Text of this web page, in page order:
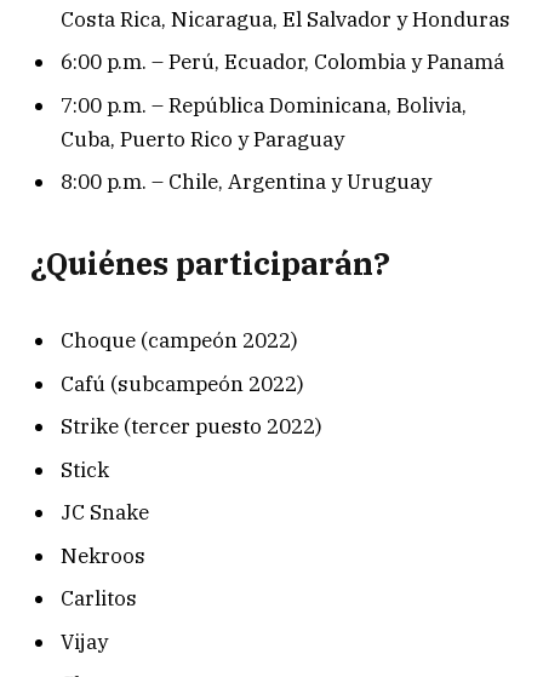
Costa Rica, Nicaragua, El Salvador y Honduras
6:00 p.m. – Perú, Ecuador, Colombia y Panamá
7:00 p.m. – República Dominicana, Bolivia,
Cuba, Puerto Rico y Paraguay
8:00 p.m. – Chile, Argentina y Uruguay
¿Quiénes participarán?
Choque (campeón 2022)
Cafú (subcampeón 2022)
Strike (tercer puesto 2022)
Stick
JC Snake
Nekroos
Carlitos
Vijay